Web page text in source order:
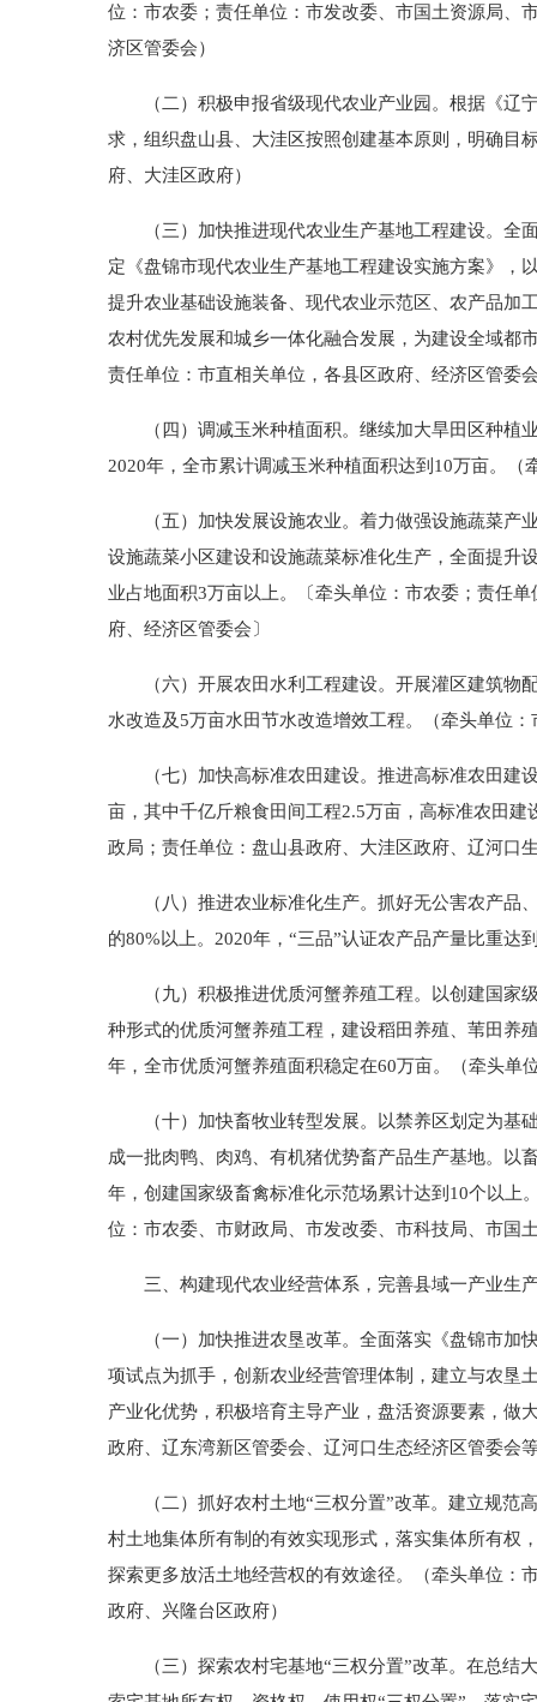
位：市农委；责任单位：市发改委、市国土资源局、
济区管委会）
（二）积极申报省级现代农业产业园。根据《辽宁
求，组织盘山县、大洼区按照创建基本原则，明确目
府、大洼区政府）
（三）加快推进现代农业生产基地工程建设。全面
定《盘锦市现代农业生产基地工程建设实施方案》，
提升农业基础设施装备、现代农业示范区、农产品加
农村优先发展和城乡一体化融合发展，为建设全域都
责任单位：市直相关单位，各县区政府、经济区管委
（四）调减玉米种植面积。继续加大旱田区种植业
2020年，全市累计调减玉米种植面积达到10万亩。
（五）加快发展设施农业。着力做强设施蔬菜产业
设施蔬菜小区建设和设施蔬菜标准化生产，全面提升
业占地面积3万亩以上。〔牵头单位：市农委；责任
府、经济区管委会〕
（六）开展农田水利工程建设。开展灌区建筑物配
水改造及5万亩水田节水改造增效工程。（牵头单位
（七）加快高标准农田建设。推进高标准农田建设
亩，其中千亿斤粮食田间工程2.5万亩，高标准农田
政局；责任单位：盘山县政府、大洼区政府、辽河口
（八）推进农业标准化生产。抓好无公害农产品、
的80%以上。2020年，“三品”认证农产品产量比重
（九）积极推进优质河蟹养殖工程。以创建国家级
种形式的优质河蟹养殖工程，建设稻田养殖、苇田养
年，全市优质河蟹养殖面积稳定在60万亩。（牵头单
（十）加快畜牧业转型发展。以禁养区划定为基础
成一批肉鸭、肉鸡、有机猪优势畜产品生产基地。以
年，创建国家级畜禽标准化示范场累计达到10个以上
位：市农委、市财政局、市发改委、市科技局、市国
三、构建现代农业经营体系，完善县域一产业生
（一）加快推进农垦改革。全面落实《盘锦市加快
项试点为抓手，创新农业经营管理体制，建立与农垦
产业化优势，积极培育主导产业，盘活资源要素，做
政府、辽东湾新区管委会、辽河口生态经济区管委会
（二）抓好农村土地“三权分置”改革。建立规范高
村土地集体所有制的有效实现形式，落实集体所有权
探索更多放活土地经营权的有效途径。（牵头单位：
政府、兴隆台区政府）
（三）探索农村宅基地“三权分置”改革。在总结大